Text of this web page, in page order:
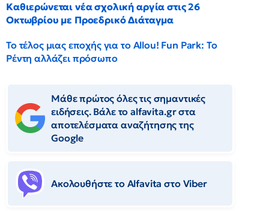
Καθιερώνεται νέα σχολική αργία στις 26
Οκτωβρίου με Προεδρικό Διάταγμα
Το τέλος μιας εποχής για το Allou! Fun Park: Το
Ρέντη αλλάζει πρόσωπο
Μάθε πρώτος όλες τις σημαντικές
ειδήσεις. Βάλε το alfavita.gr στα
αποτελέσματα αναζήτησης της
Google
Ακολουθήστε το Αlfavita στο Viber